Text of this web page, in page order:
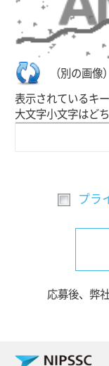
（別の画像）
表示されているキ
大文字小文字はど
プラ
応募後、弊